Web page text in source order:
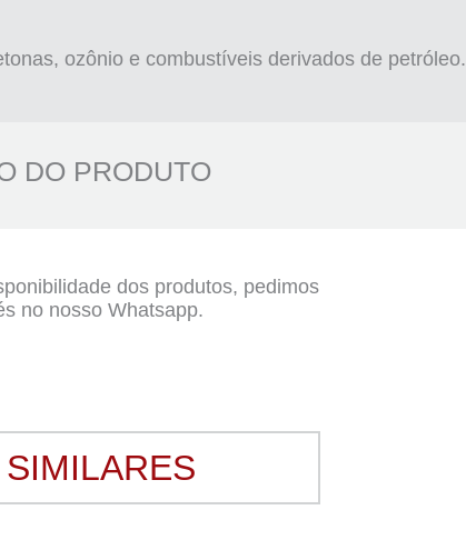
ozônio e combustíveis derivados de petróleo.
DO PRODUTO
dos produtos, pedimos
no nosso Whatsapp.